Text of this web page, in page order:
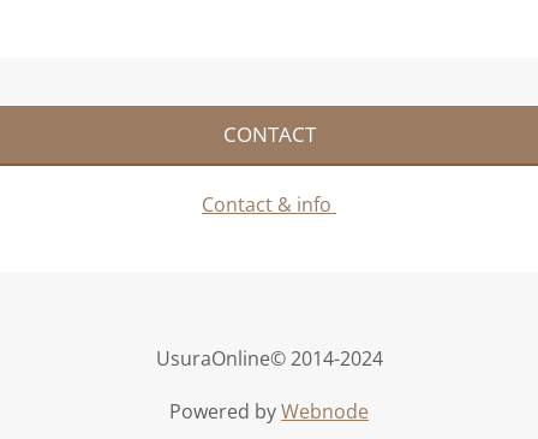
CONTACT
Contact & info
UsuraOnline© 2014-2024
Powered byWebnode